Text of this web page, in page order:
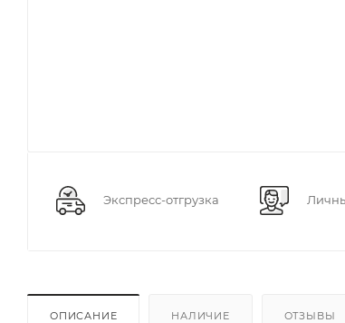
Экспресс-отгрузка
ОПИСАНИЕ НАЛИЧИЕ ОТЗЫВЫ